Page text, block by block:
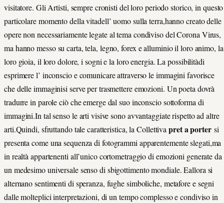
visitatore. Gli Artisti, sempre cronisti del loro periodo storico, in questo
particolare momento della vitadell’ uomo sulla terra,hanno creato delle
opere non necessariamente legate al tema condiviso del Corona Virus,
ma hanno messo su carta, tela, legno, forex e alluminio il loro animo, la
loro gioia, il loro dolore, i sogni e la loro energia. La possibilitàdi
esprimere l’ inconscio e comunicare attraverso le immagini favorisce
che delle immaginisi serve per trasmettere emozioni. Un poeta dovrà
tradurre in parole ciò che emerge dal suo inconscio sottoforma di
immagini.In tal senso le arti visive sono avvantaggiate rispetto ad altre
arti.Quindi, sfruttando tale caratteristica, la Collettivapret a portersi
presenta come una sequenza di fotogrammi apparentemente slegati,ma
in realtà appartenenti all’unico cortometraggio di emozioni generate da
un medesimo universale senso di sbigottimento mondiale. Eallora si
alternano sentimenti di speranza, fughe simboliche, metafore e segni
dalle molteplici interpretazioni, di un tempo complesso e condiviso in